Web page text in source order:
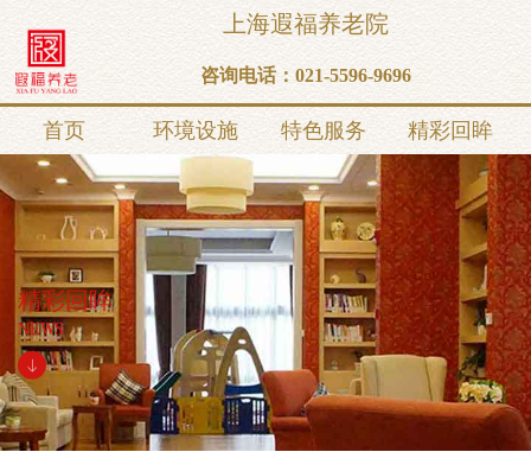
上海遐福养老院
咨询电话： 021-5596-9696
首页 环境设施 特色服务 精彩回眸
精彩回眸
NEWS